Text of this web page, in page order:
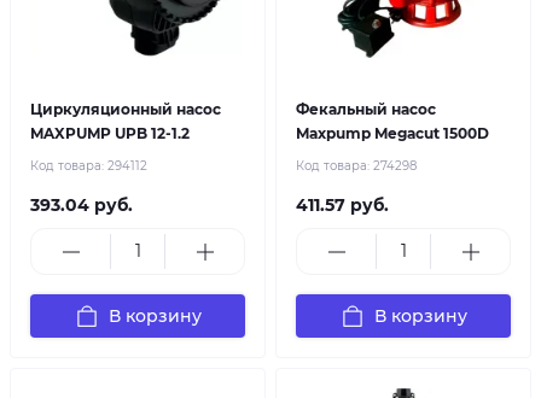
Циркуляционный насос
MAXPUMP UPB 12-1.2
Код товара: 294112
393.04 руб.
В корзину
Фекальный насос
Maxpump Megacut 1500D
Код товара: 274298
411.57 руб.
В корзину